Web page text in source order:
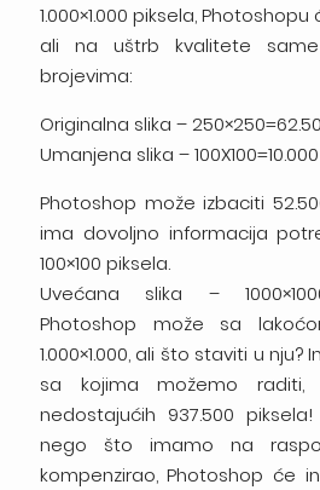
1.000×1.000 piksela,
ali na uštrb kvalitete
brojevima:
Originalna slika –
Umanjena slika –
Photoshop može izbaciti
ima dovoljno informacija
100×100 piksela.
Uvećana slika –
Photoshop može sa
1.000×1.000, ali što staviti u
sa kojima možemo
nedostajućih 937.500
nego što imamo na
kompenzirao, Photoshop će